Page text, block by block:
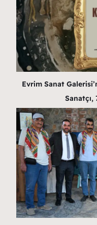
Evrim Sanat
Sanatçı,